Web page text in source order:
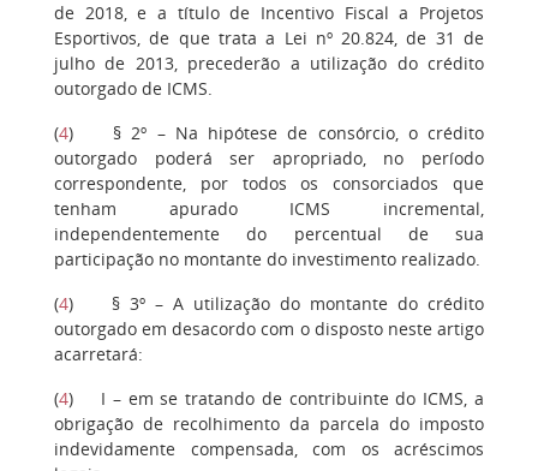
de 2018, e a título de Incentivo Fiscal a Projetos
Esportivos, de que trata a Lei nº 20.824, de 31 de
julho de 2013, precederão a utilização do crédito
outorgado de ICMS.
(4) § 2º – Na hipótese de consórcio, o crédito
outorgado poderá ser apropriado, no período
correspondente, por todos os consorciados que
tenham apurado ICMS incremental,
independentemente do percentual de sua
participação no montante do investimento realizado.
(4) § 3º – A utilização do montante do crédito
outorgado em desacordo com o disposto neste artigo
acarretará:
(4) I – em se tratando de contribuinte do ICMS, a
obrigação de recolhimento da parcela do imposto
indevidamente compensada, com os acréscimos